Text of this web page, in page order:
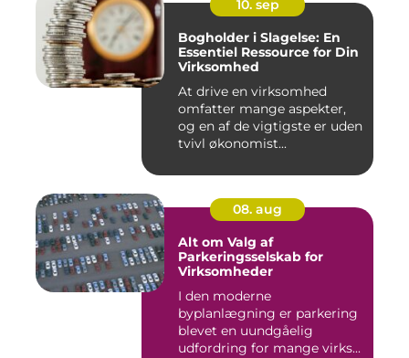
10. sep
Bogholder i Slagelse: En
Essentiel Ressource for Din
Virksomhed
At drive en virksomhed
omfatter mange aspekter,
og en af de vigtigste er uden
tvivl økonomist...
08. aug
Alt om Valg af
Parkeringsselskab for
Virksomheder
I den moderne
byplanlægning er parkering
blevet en uundgåelig
udfordring for mange virks...